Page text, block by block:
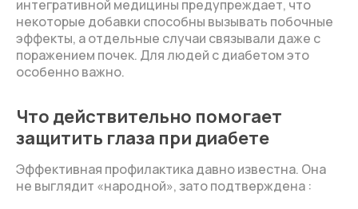
интегративной медицины предупреждает, что
некоторые добавки способны вызывать побочные
эффекты, а отдельные случаи связывали даже с
поражением почек. Для людей с диабетом это
особенно важно.
Что действительно помогает
защитить глаза при диабете
Эффективная профилактика давно известна. Она
не выглядит «народной», зато подтверждена :